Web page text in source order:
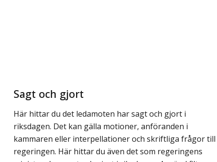
Sagt och gjort
Här hittar du det ledamoten har sagt och gjort i
riksdagen. Det kan gälla motioner, anföranden i
kammaren eller interpellationer och skriftliga frågor till
regeringen. Här hittar du även det som regeringens